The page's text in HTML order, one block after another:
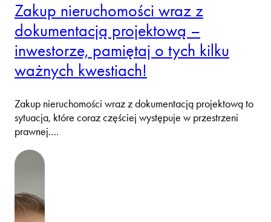
Zakup nieruchomości wraz z
dokumentacją projektową –
inwestorze, pamiętaj o tych kilku
ważnych kwestiach!
Zakup nieruchomości wraz z dokumentacją projektową to
sytuacja, które coraz częściej występuje w przestrzeni
prawnej.…